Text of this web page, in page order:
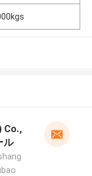
Co.,
ル